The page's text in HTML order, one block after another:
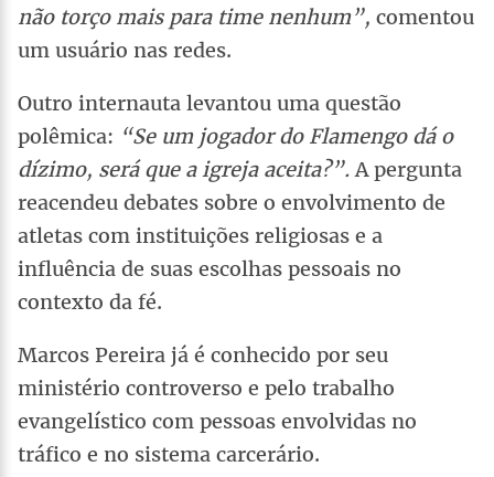
não torço mais para time nenhum”, comentou
um usuário nas redes.
Outro internauta levantou uma questão
polêmica: “Se um jogador do Flamengo dá o
dízimo, será que a igreja aceita?”.A pergunta
reacendeu debates sobre o envolvimento de
atletas com instituições religiosas e a
influência de suas escolhas pessoais no
contexto da fé.
Marcos Pereira já é conhecido por seu
ministério controverso e pelo trabalho
evangelístico com pessoas envolvidas no
tráfico e no sistema carcerário.